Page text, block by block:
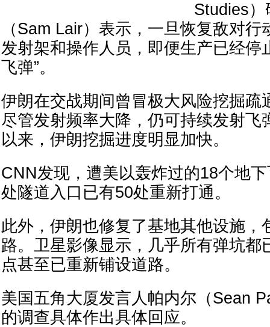
Studies）
（Sam Lair）表示，一旦恢复敌对行
发射架和操作人员，即便生产已经停
飞弹”。
伊朗在交战期间曾冒极大风险挖掘疏
尽管发射频率大降，仍可持续发射飞
以来，伊朗挖掘进度明显加快。
CNN发现，遭美以轰炸过的18个地
处隧道入口已有50处重新打通。
此外，伊朗也修复了基地其他设施，
路。卫星影像显示，几乎所有弹坑都
点甚至已重新铺设道路。
美国五角大厦发言人帕内尔（Sean
的调查具体作出具体回应。